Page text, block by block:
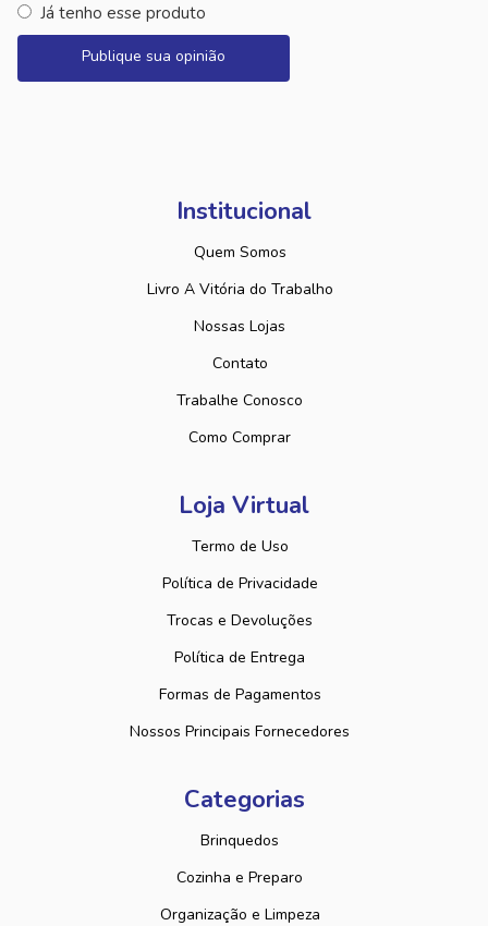
Já tenho esse produto
Publique sua opinião
Institucional
Quem Somos
Livro A Vitória do Trabalho
Nossas Lojas
Contato
Trabalhe Conosco
Como Comprar
Loja Virtual
Termo de Uso
Política de Privacidade
Trocas e Devoluções
Política de Entrega
Formas de Pagamentos
Nossos Principais Fornecedores
Categorias
Brinquedos
Cozinha e Preparo
Organização e Limpeza